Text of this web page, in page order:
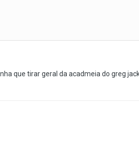
que tirar geral da acadmeia do greg